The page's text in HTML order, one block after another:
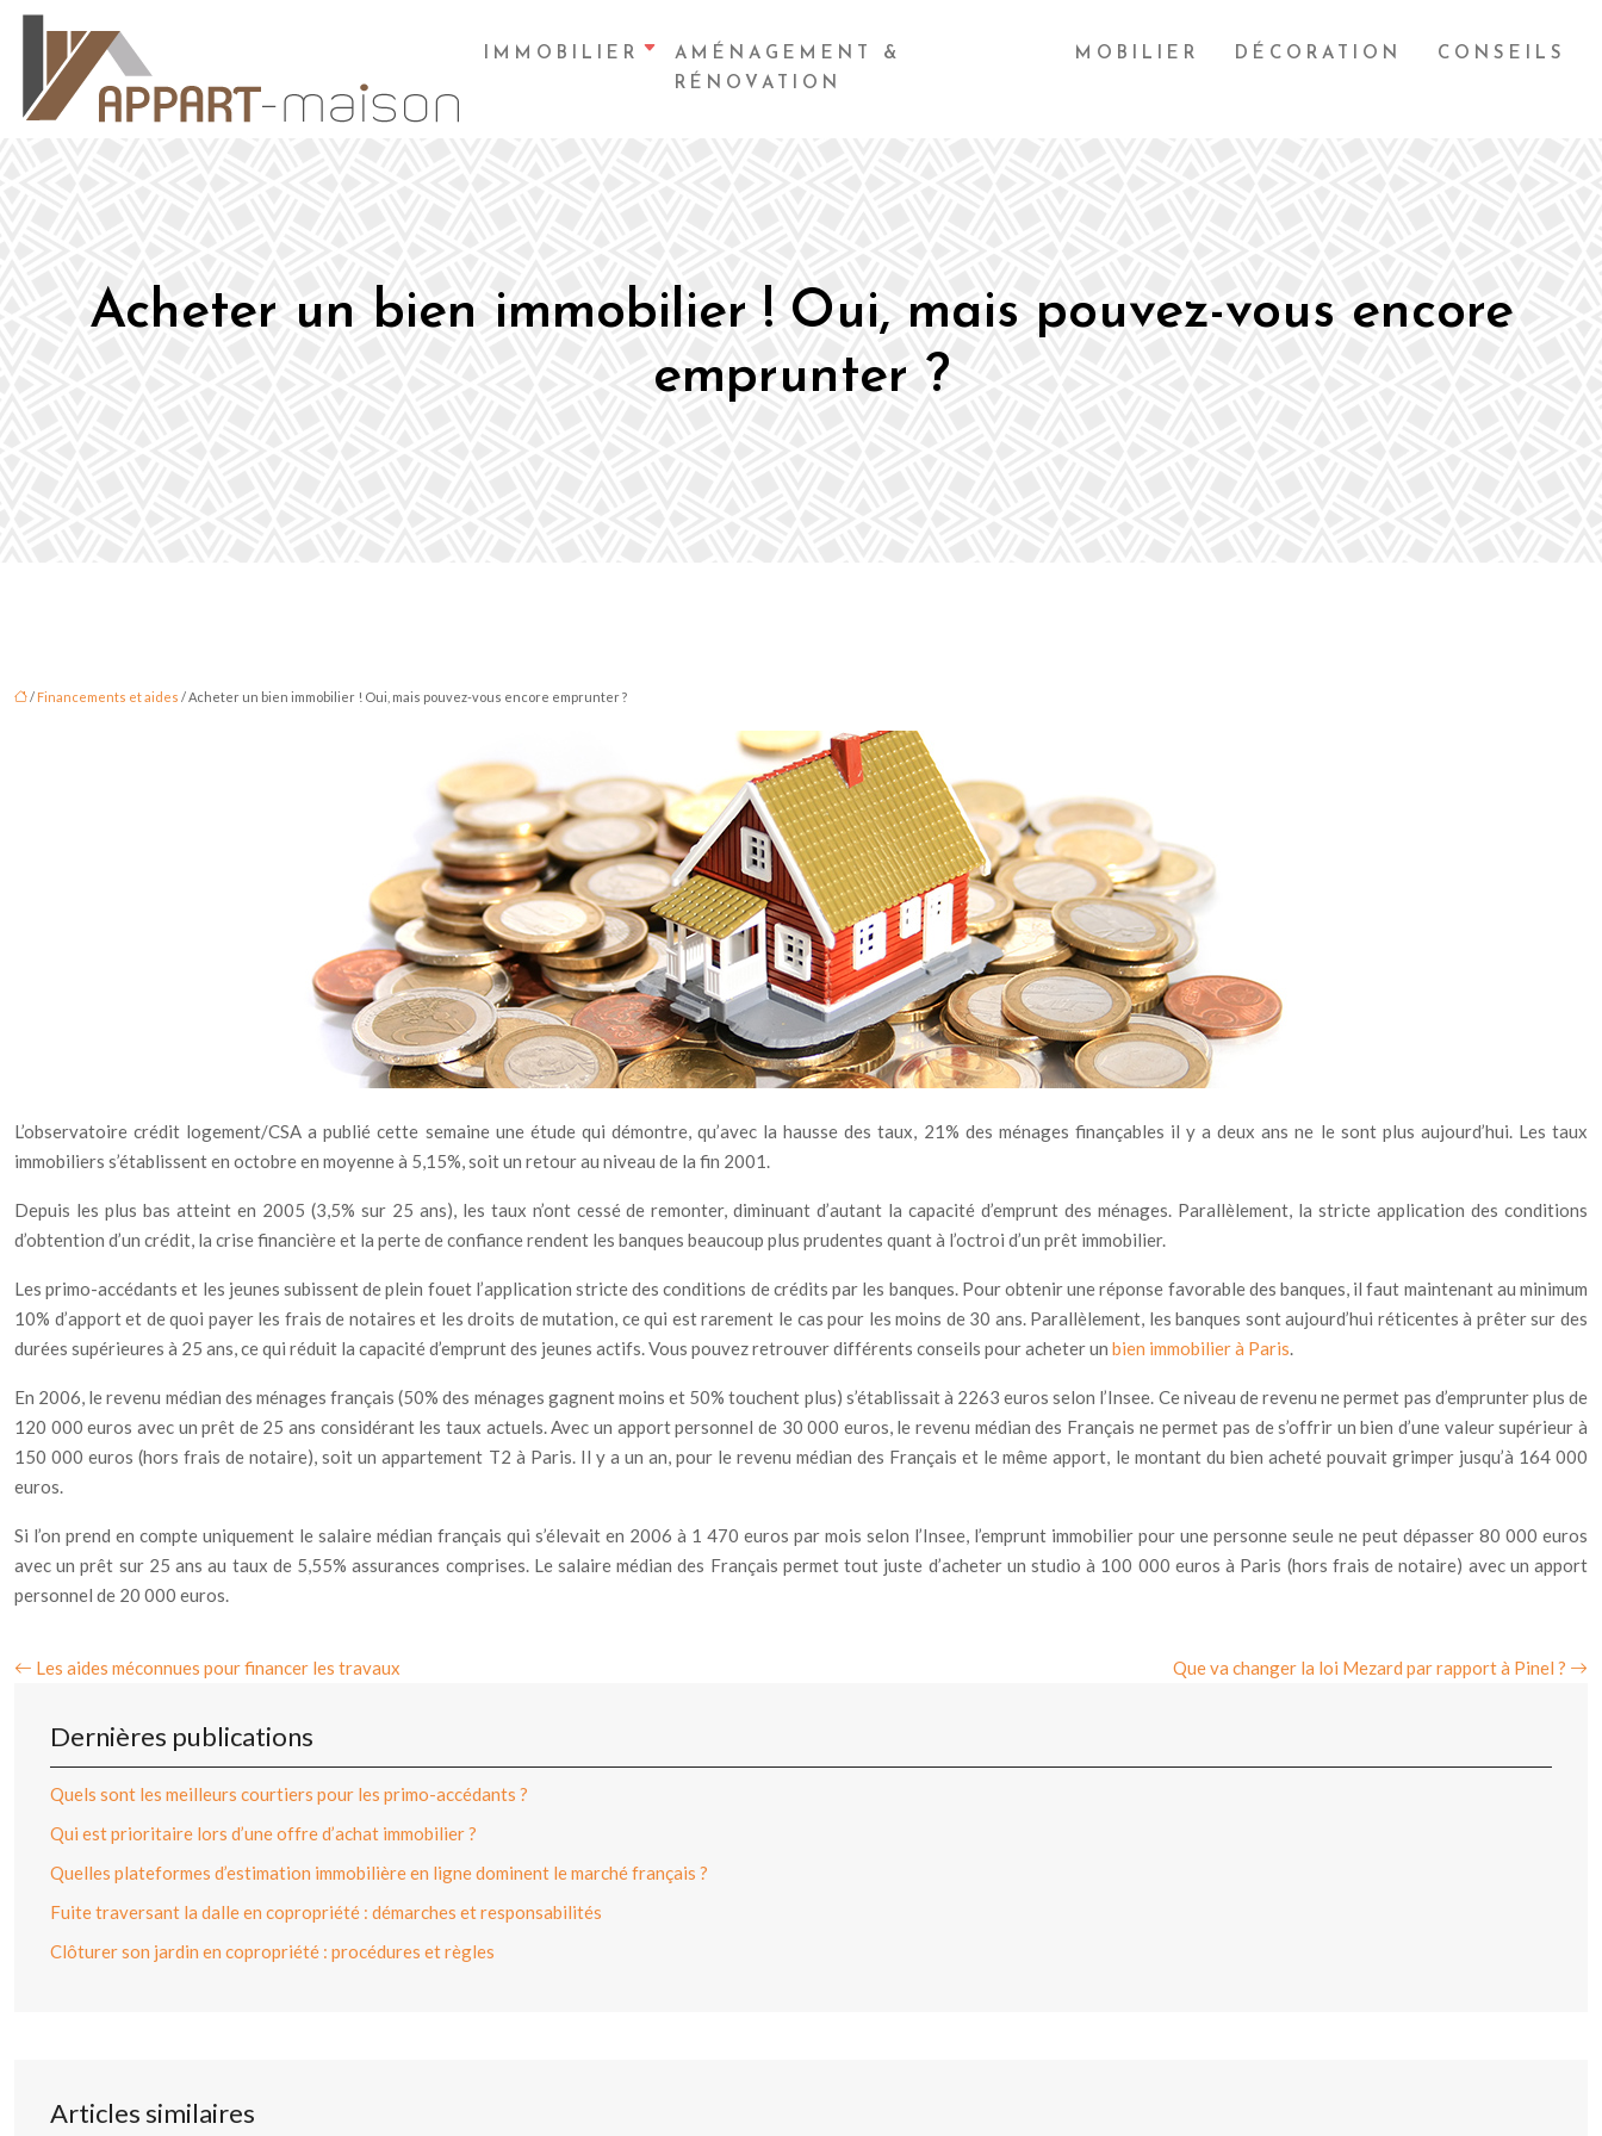
IMMOBILIER
AMÉNAGEMENT &
RÉNOVATION
MOBILIER DÉCORATION CONSEILS
Acheter un bien immobilier ! Oui, mais pouvez-vous encore
emprunter ?
/ Financements et aides / Acheter un bien immobilier ! Oui, mais pouvez-vous encore emprunter ?
L’observatoire crédit logement/CSA a publié cette semaine une étude qui démontre, qu’avec la hausse des taux, 21% des ménages finançables il y a deux ans ne le sont plus aujourd’hui. Les taux
immobiliers s’établissent en octobre en moyenne à 5,15%, soit un retour au niveau de la fin 2001.
Depuis les plus bas atteint en 2005 (3,5% sur 25 ans), les taux n’ont cessé de remonter, diminuant d’autant la capacité d’emprunt des ménages. Parallèlement, la stricte application des conditions
d’obtention d’un crédit, la crise financière et la perte de confiance rendent les banques beaucoup plus prudentes quant à l’octroi d’un prêt immobilier.
Les primo-accédants et les jeunes subissent de plein fouet l’application stricte des conditions de crédits par les banques. Pour obtenir une réponse favorable des banques, il faut maintenant au minimum
10% d’apport et de quoi payer les frais de notaires et les droits de mutation, ce qui est rarement le cas pour les moins de 30 ans. Parallèlement, les banques sont aujourd’hui réticentes à prêter sur des
durées supérieures à 25 ans, ce qui réduit la capacité d’emprunt des jeunes actifs. Vous pouvez retrouver différents conseils pour acheter un bien immobilier à Paris.
En 2006, le revenu médian des ménages français (50% des ménages gagnent moins et 50% touchent plus) s’établissait à 2263 euros selon l’Insee. Ce niveau de revenu ne permet pas d’emprunter plus de
120 000 euros avec un prêt de 25 ans considérant les taux actuels. Avec un apport personnel de 30 000 euros, le revenu médian des Français ne permet pas de s’offrir un bien d’une valeur supérieur à
150 000 euros (hors frais de notaire), soit un appartement T2 à Paris. Il y a un an, pour le revenu médian des Français et le même apport, le montant du bien acheté pouvait grimper jusqu’à 164 000
euros.
Si l’on prend en compte uniquement le salaire médian français qui s’élevait en 2006 à 1 470 euros par mois selon l’Insee, l’emprunt immobilier pour une personne seule ne peut dépasser 80 000 euros
avec un prêt sur 25 ans au taux de 5,55% assurances comprises. Le salaire médian des Français permet tout juste d’acheter un studio à 100 000 euros à Paris (hors frais de notaire) avec un apport
personnel de 20 000 euros.
Les aides méconnues pour financer les travaux Que va changer la loi Mezard par rapport à Pinel ?
Dernières publications
Quels sont les meilleurs courtiers pour les primo-accédants ?
Qui est prioritaire lors d’une offre d’achat immobilier ?
Quelles plateformes d’estimation immobilière en ligne dominent le marché français ?
Fuite traversant la dalle en copropriété : démarches et responsabilités
Clôturer son jardin en copropriété : procédures et règles
Articles similaires